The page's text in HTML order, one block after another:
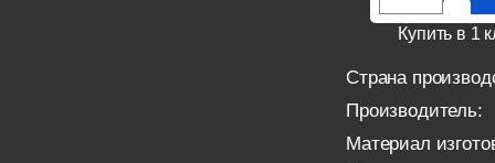
Купить в 1
Страна
Производитель:
Материал